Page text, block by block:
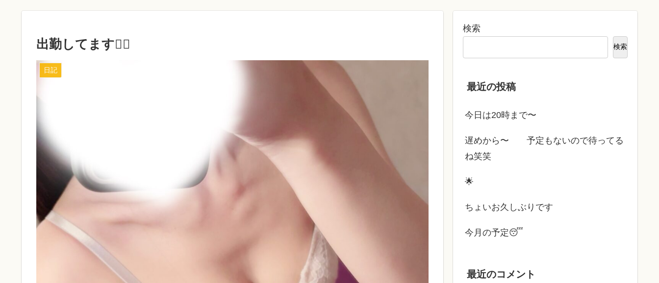
出勤してます🙂‍↕️
日記
検索
検索
最近の投稿
今日は20時まで〜
遅めから〜 予定もないので待ってる
ね笑笑
🌟
ちょいお久しぶりです
今月の予定😴
最近のコメント